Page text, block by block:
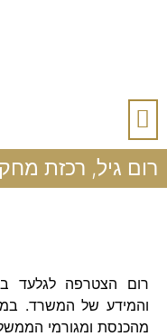
רום גיל, רכזת
והמידע של המשרד.
מהכנסת ומגורמי